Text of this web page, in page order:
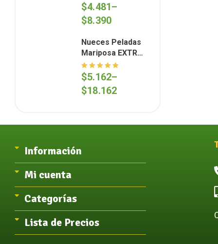
$4.481–
$8.390
Nueces Peladas
Mariposa EXTRA
Light (Cosecha
2026)
Valorado en
5.00
$5.162–
$18.162
Información
Mi cuenta
Categorías
Lista de Precios